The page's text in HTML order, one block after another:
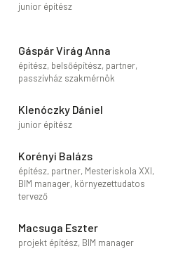
junior építész
Gáspár Virág Anna
építész, belsőépítész, partner,
passzívház szakmérnök
Klenóczky Dániel
junior építész
Korényi Balázs
építész, partner, Mesteriskola XXI,
BIM manager, környezettudatos
tervező
Macsuga Eszter
projekt építész, BIM manager